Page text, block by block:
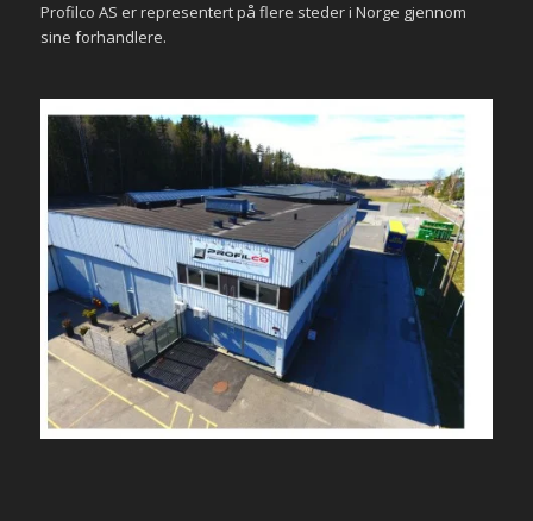
Profilco AS er representert på flere steder i Norge gjennom
sine forhandlere.